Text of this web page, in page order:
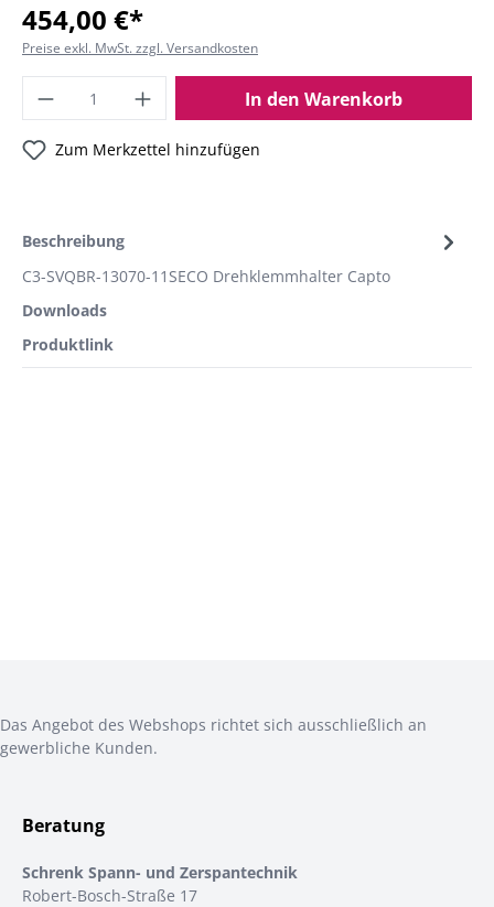
454,00 €*
Preise exkl. MwSt. zzgl. Versandkosten
In den Warenkorb
Zum Merkzettel hinzufügen
Beschreibung
C3-SVQBR-13070-11SECO Drehklemmhalter Capto
Downloads
Produktlink
Das Angebot des Webshops richtet sich ausschließlich an
gewerbliche Kunden.
Beratung
Schrenk Spann- und Zerspantechnik
Robert-Bosch-Straße 17